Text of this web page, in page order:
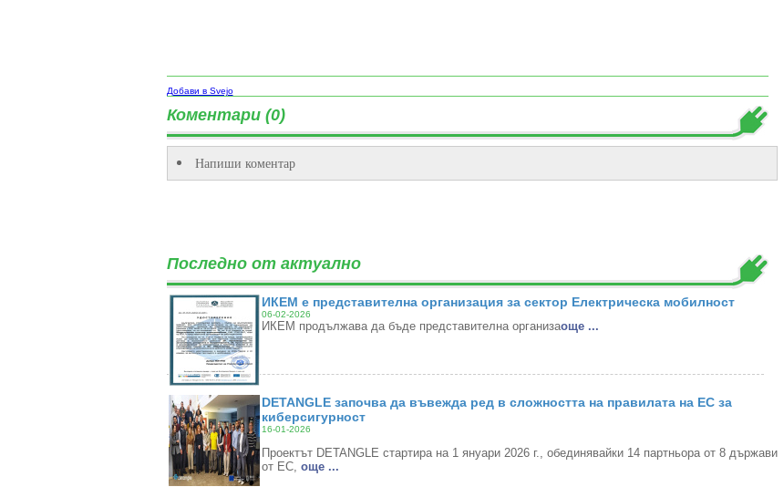
Добави в Svejo
Коментари (0)
Напиши коментар
Последно от актуално
ИКЕМ е представителна организация за сектор Електрическа мобилност
06-02-2026
ИКЕМ продължава да бъде представителна организаoще ...
DETANGLE започва да въвежда ред в сложността на правилата на ЕС за
киберсигурност
16-01-2026
Проектът DETANGLE стартира на 1 януари 2026 г., обединявайки 14 партньора от 8 държави
от ЕС, oще ...